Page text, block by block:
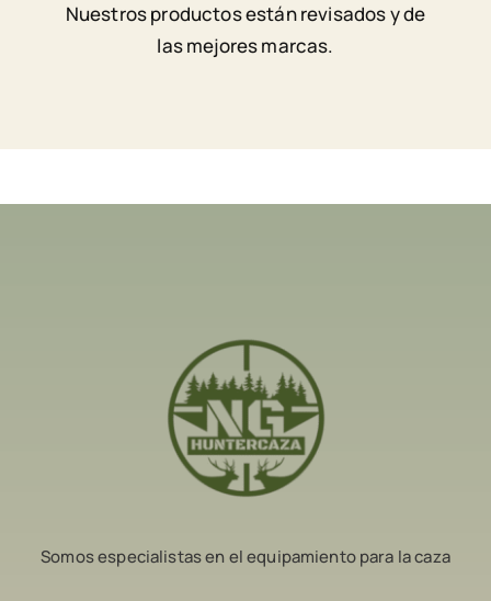
Nuestros productos están revisados y de
las mejores marcas.
Somos especialistas en el equipamiento para la caza